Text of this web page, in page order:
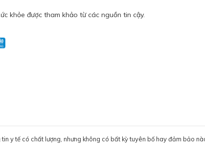
khỏe được tham khảo từ các nguồn tin cậy.
y tế có chất lượng, nhưng không có bất kỳ tuyên bố hay đảm bảo